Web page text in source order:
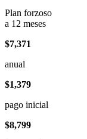
Plan forzoso
a 12 meses
$7,371
anual
$1,379
pago inicial
$8,799